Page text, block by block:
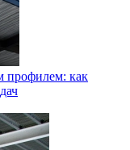
профилем: как